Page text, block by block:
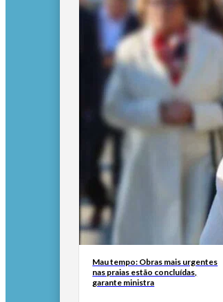
Mau tempo: Obras mais urgentes
nas praias estão concluídas,
garante ministra